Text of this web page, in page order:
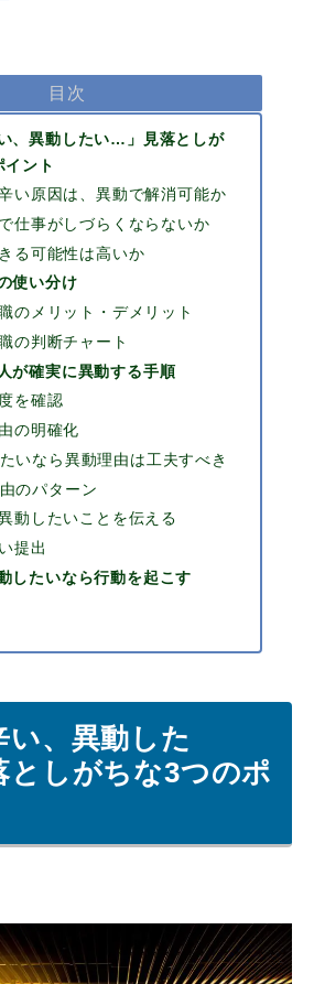
目次
い、異動したい…」見落としが
イント
い原因は、異動で解消可能か
仕事がしづらくならないか
る可能性は高いか
使い分け
のメリット・デメリット
の判断チャート
が確実に異動する手順
を確認
の明確化
いなら異動理由は工夫すべき
のパターン
動したいことを伝える
提出
したいなら行動を起こす
い、異動した
しがちな3つのポ